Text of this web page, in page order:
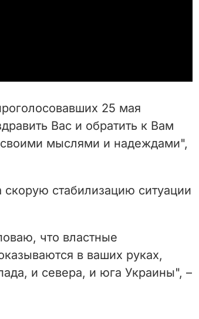
i
d
o
25 мая
Вас и обратить к Вам
своими мыслями и надеждами",
стабилизацию ситуации
что властные
в ваших руках,
и севера, и юга Украины", –